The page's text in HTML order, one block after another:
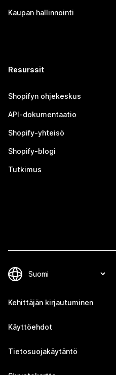
Kaupan hallinnointi
Resurssit
Shopifyn ohjekeskus
API-dokumentaatio
Shopify-yhteisö
Shopify-blogi
Tutkimus
Kehittäjän kirjautuminen
Käyttöehdot
Tietosuojakäytäntö